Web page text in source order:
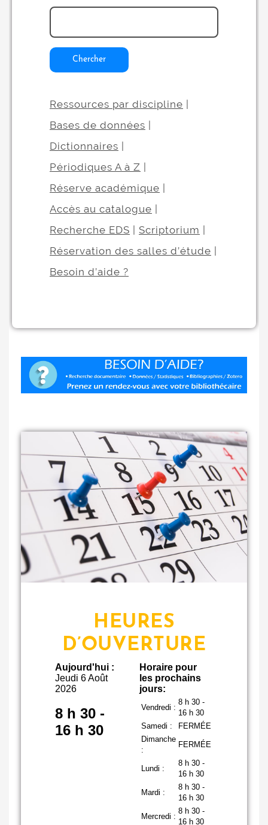
Chercher
Ressources par discipline
Bases de données
Dictionnaires
Périodiques A à Z
Réserve académique
Accès au catalogue
Recherche EDS
Scriptorium
Réservation des salles d’étude
Besoin d’aide ?
HEURES
D’OUVERTURE